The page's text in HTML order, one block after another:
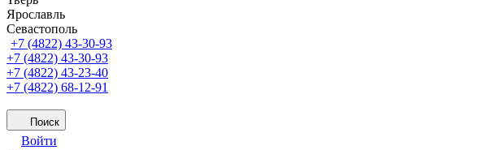
Ярославль
Севастополь
+7 (4822) 43-30-93
+7 (4822) 43-30-93
+7 (4822) 43-23-40
+7 (4822) 68-12-91
Поиск
Войти